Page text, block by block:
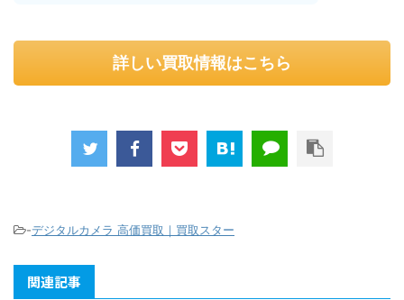
詳しい買取情報はこちら
-デジタルカメラ 高価買取｜買取スター
関連記事